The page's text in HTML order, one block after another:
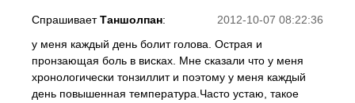
2012-10-07 08:22:36
СпрашиваетТаншолпан:
у меня каждый день болит голова. Острая и
пронзающая боль в висках. Мне сказали что у меня
хронологически тонзиллит и поэтому у меня каждый
день повышенная температура.Часто устаю, такое